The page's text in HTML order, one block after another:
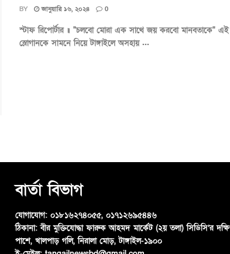
BY জানুয়ারি ১৬, ২০২৪ 0
স্টাফ রিপোর্টার ॥ "চলবো মোরা এক সাথে জয় করবো মানবতাকে" এই
স্লোগানকে সামনে নিয়ে টাঙ্গাইলে অসহায় ...
বার্তা বিভাগ
যোগাযোগ: ০১৮১৬২৭৪০৫৫, ০১৭১২৬৯৫৪৪৬
ঠিকানা:বীর মুক্তিযোদ্ধা ফারুক আহমদ মার্কেট (২য় তলা) সিডিসি’র
পাশে, খালপাড় গলি, নিরালা মোড়, টাঙ্গাইল-১৯০০